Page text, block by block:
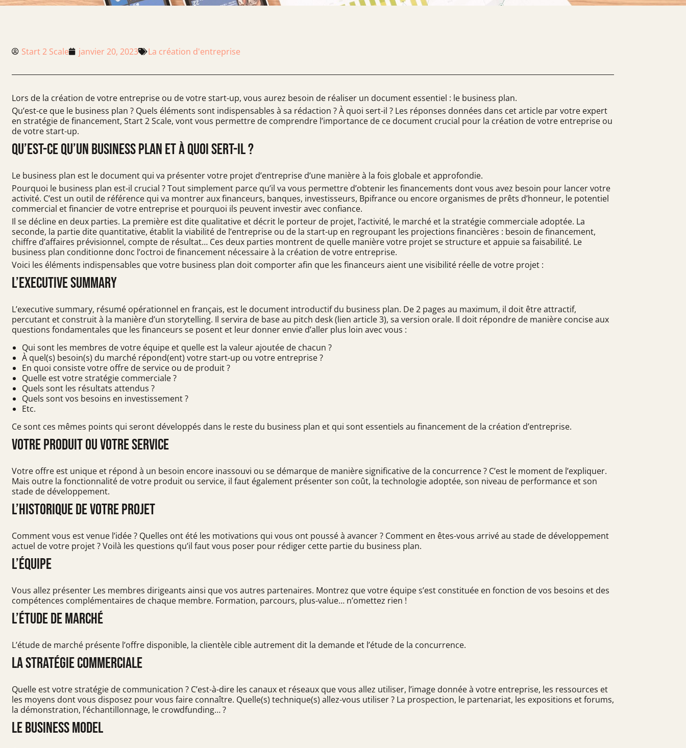
Start 2 Scale janvier 20, 2023 La création d'entreprise
Lors de la création de votre entreprise ou de votre start-up, vous aurez besoin de réaliser un document essentiel : le business plan.
Qu’est-ce que le business plan ? Quels éléments sont indispensables à sa rédaction ? À quoi sert-il ? Les réponses données dans cet article par votre expert
en stratégie de financement, Start 2 Scale, vont vous permettre de comprendre l’importance de ce document crucial pour la création de votre entreprise ou
de votre start-up.
Qu’est-ce qu’un business plan et à quoi sert-il ?
Le business plan est le document qui va présenter votre projet d’entreprise d’une manière à la fois globale et approfondie.
Pourquoi le business plan est-il crucial ? Tout simplement parce qu’il va vous permettre d’obtenir lesfinancements dont vous avez besoin pour lancer votre
activité. C’est un outil de référence qui va montrer aux financeurs, banques, investisseurs, Bpifrance ou encore organismes de prêts d’honneur, le potentiel
commercial et financier de votre entreprise et pourquoi ils peuvent investir avec confiance.
Il se décline en deux parties. La première est dite qualitative et décrit le porteur de projet, l’activité, le marché et la stratégie commerciale adoptée. La
seconde, la partie dite quantitative, établit la viabilité de l’entreprise ou de la start-up en regroupant les projections financières : besoin de financement,
chiffre d’affaires prévisionnel, compte de résultat… Ces deux parties montrent de quelle manière votre projet se structure et appuie sa faisabilité. Le
business plan conditionne donc l’octroi de financement nécessaire à la création de votre entreprise.
Voici les éléments indispensables que votre business plan doit comporter afin que les financeurs aient une visibilité réelle de votre projet :
L’executive summary
L’executive summary, résumé opérationnel en français, est le document introductif du business plan. De 2 pages au maximum, il doit être attractif,
percutant et construit à la manière d’un storytelling. Il servira de base au pitch desk (lien article 3), sa version orale. Il doit répondre de manière concise aux
questions fondamentales que les financeurs se posent et leur donner envie d’aller plus loin avec vous :
Qui sont les membres de votre équipe et quelle est la valeur ajoutée de chacun ?
À quel(s) besoin(s) du marché répond(ent) votre start-up ou votre entreprise ?
En quoi consiste votre offre de service ou de produit ?
Quelle est votre stratégie commerciale ?
Quels sont les résultats attendus ?
Quels sont vos besoins en investissement ?
Etc.
Ce sont ces mêmes points qui seront développés dans le reste du business plan et qui sont essentiels aufinancement de la création d’entreprise.
Votre produit ou votre service
Votre offre est unique et répond à un besoin encore inassouvi ou se démarque de manière significative de la concurrence ? C’est le moment de l’expliquer.
Mais outre la fonctionnalité de votre produit ou service, il faut également présenter son coût, la technologie adoptée, son niveau de performance et son
stade de développement.
L’historique de votre projet
Comment vous est venue l’idée ? Quelles ont été les motivations qui vous ont poussé à avancer ? Comment en êtes-vous arrivé au stade de développement
actuel de votre projet ? Voilà les questions qu’il faut vous poser pour rédiger cette partie du business plan.
L’équipe
Vous allez présenter Les membres dirigeants ainsi que vos autres partenaires. Montrez que votre équipe s’est constituée en fonction de vos besoins et des
compétences complémentaires de chaque membre. Formation, parcours, plus-value… n’omettez rien !
L’étude de marché
L’étude de marché présente l’offre disponible, la clientèle cible autrement dit la demande et l’étude de la concurrence.
La stratégie commerciale
Quelle est votre stratégie de communication ? C’est-à-dire les canaux et réseaux que vous allez utiliser, l’image donnée à votre entreprise, les ressources et
les moyens dont vous disposez pour vous faire connaître. Quelle(s) technique(s) allez-vous utiliser ? La prospection, le partenariat, les expositions et forums,
la démonstration, l’échantillonnage, le crowdfunding… ?
Le business model